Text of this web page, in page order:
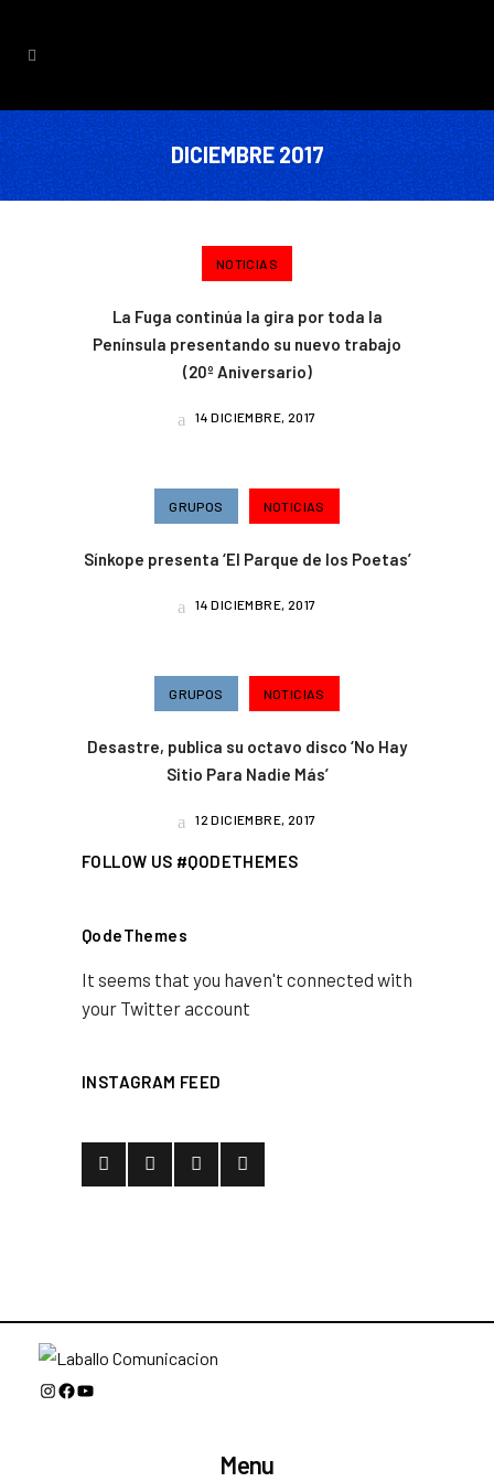
DICIEMBRE 2017
NOTICIAS
La Fuga continúa la gira por toda la
Península presentando su nuevo trabajo
(20º Aniversario)
14 DICIEMBRE, 2017
GRUPOS NOTICIAS
Sínkope presenta ‘El Parque de los Poetas’
14 DICIEMBRE, 2017
GRUPOS NOTICIAS
Desastre, publica su octavo disco ‘No Hay
Sitio Para Nadie Más’
12 DICIEMBRE, 2017
FOLLOW US #QODETHEMES
QodeThemes
It seems that you haven't connected with
your Twitter account
INSTAGRAM FEED
Instagram
Facebook
YouTube
Menu